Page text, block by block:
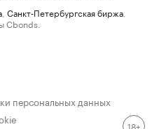
Санкт-Петербургская биржа
Cbonds.
персональных данных
18+